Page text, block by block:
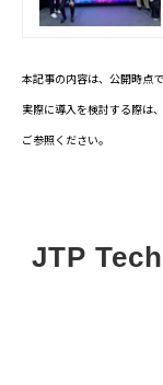
本記事の内容は、公開時点
実際に導入を検討する際は
ご参照ください。
JTP